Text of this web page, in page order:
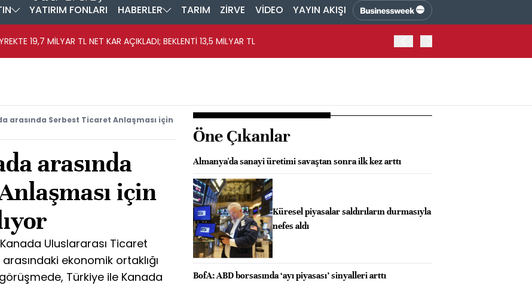
YATIRIM FONLARI HABERLER TARIM ZİRVE VİDEO YAYIN AKIŞI
19,7 MİLYAR TL NET KAR AÇIKLADI; BEKLENTİ 13,5 MİLYAR TL
arasında Serbest Ticaret Anlaşması için
arasında
için
Uluslararası Ticaret
ekonomik ortaklığı
Türkiye ile Kanada
Öne Çıkanlar
Almanya'da sanayi üretimi savaştan sonra ilk kez arttı
Küresel piyasalar saldırıların durmasıyla
nefes aldı
BofA: ABD borsasında ‘ayı piyasası’ sinyalleri arttı